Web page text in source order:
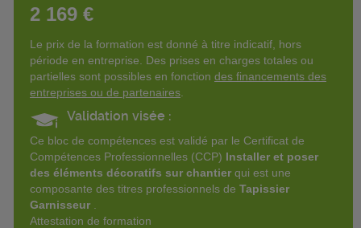
2 169 €
Le prix de la formation est donné à titre indicatif, hors
période en entreprise. Des prises en charges totales ou
partielles sont possibles en fonction des financements des
entreprises ou de partenaires
Validation visée :
Ce bloc de compétences est validé par le Certificat de
Compétences Professionnelles (CCP) Installer et poser
des éléments décoratifs sur chantier qui est une
composante des titres professionnels de Tapissier
Garnisseur
Attestation de formation